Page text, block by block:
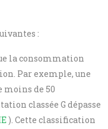
:
la consommation
Par exemple, une
moins de 50
classée G dépasse
). Cette classification